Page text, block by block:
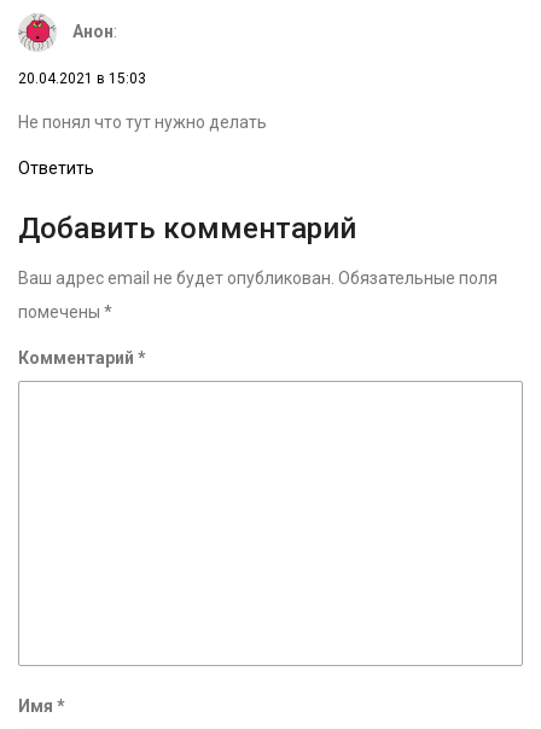
Анон:
20.04.2021 в 15:03
Не понял что тут нужно делать
Ответить
Добавить комментарий
Ваш адрес email не будет опубликован. Обязательные поля
помечены *
Комментарий *
Имя *